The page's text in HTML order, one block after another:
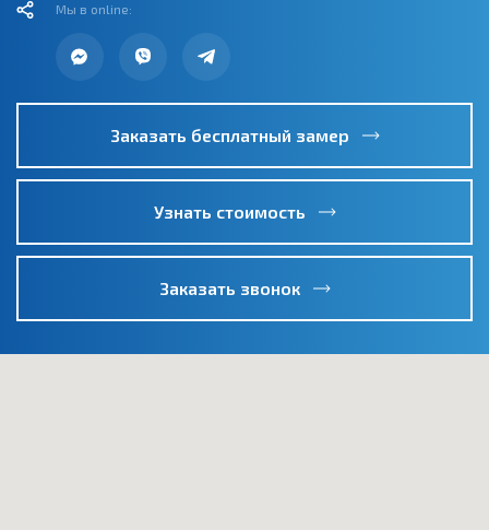
Мы в online:
Заказать бесплатный замер
Узнать стоимость
Заказать звонок